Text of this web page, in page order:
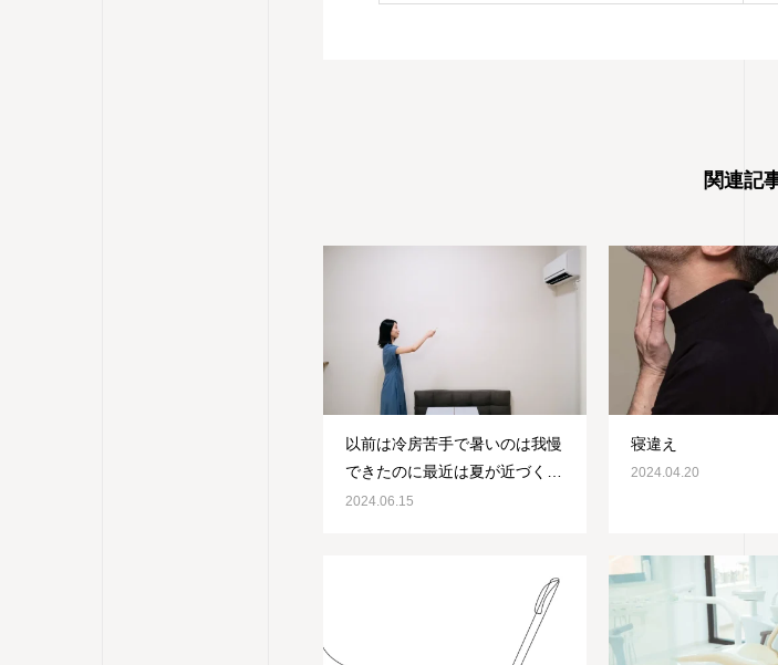
関連記
以前は冷房苦手で暑いのは我慢
できたのに最近は夏が近づくと
エアコンを自ら入れる
2024.06.15
寝違え
2024.04.20